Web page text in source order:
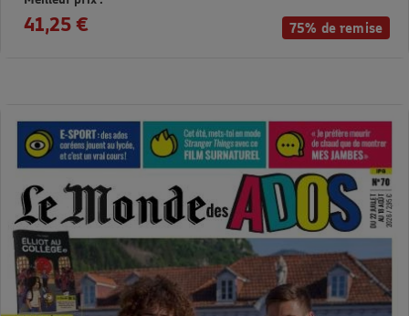
75% de remise
41,25 €